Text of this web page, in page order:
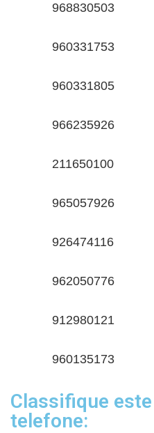
968830503
960331753
960331805
966235926
211650100
965057926
926474116
962050776
912980121
960135173
Classifique
telefone: